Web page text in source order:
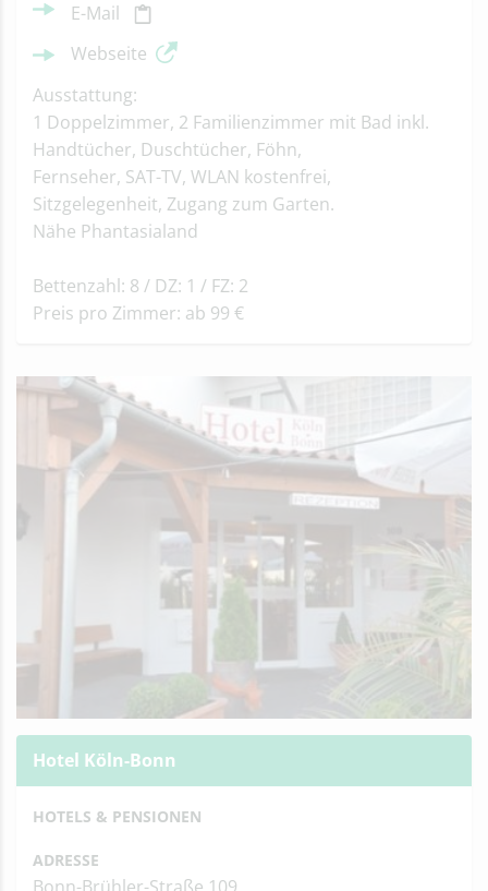
E-Mail
Webseite
Ausstattung:
1 Doppelzimmer, 2 Familienzimmer mit Bad inkl.
Handtücher, Duschtücher, Föhn,
Fernseher, SAT-TV, WLAN kostenfrei,
Sitzgelegenheit, Zugang zum Garten.
Nähe Phantasialand
Bettenzahl: 8 / DZ: 1 / FZ: 2
Preis pro Zimmer: ab 99 €
Hotel Köln-Bonn
HOTELS & PENSIONEN
ADRESSE